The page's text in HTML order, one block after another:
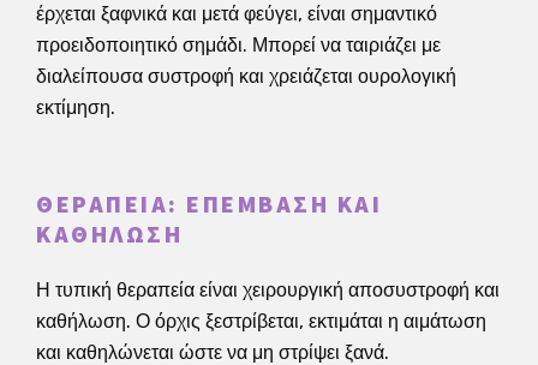
έρχεται ξαφνικά και μετά φεύγει, είναι σημαντικό
προειδοποιητικό σημάδι. Μπορεί να ταιριάζει με
διαλείπουσα συστροφή και χρειάζεται ουρολογική
εκτίμηση.
ΘΕΡΑΠΕΊΑ: ΕΠΈΜΒΑΣΗ ΚΑΙ
ΚΑΘΉΛΩΣΗ
Η τυπική θεραπεία είναι χειρουργική αποσυστροφή και
καθήλωση. Ο όρχις ξεστρίβεται, εκτιμάται η αιμάτωση
και καθηλώνεται ώστε να μη στρίψει ξανά.